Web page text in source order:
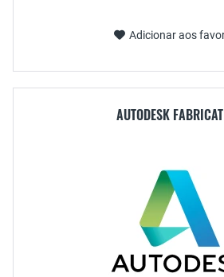
Adicionar aos
AUTODESK